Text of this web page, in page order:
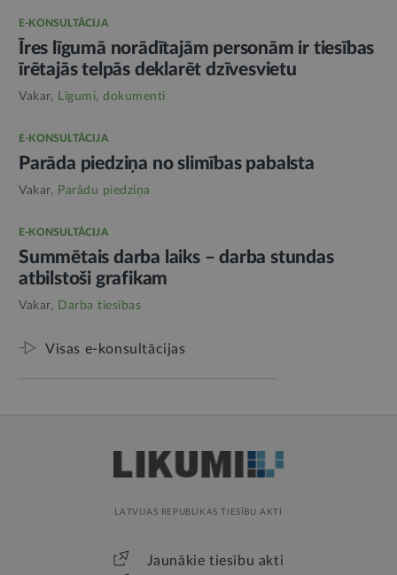
E-KONSULTĀCIJA
Īres līgumā norādītajām personām ir tiesības
īrētajās telpās deklarēt dzīvesvietu
Vakar, Līgumi, dokumenti
E-KONSULTĀCIJA
Parāda piedziņa no slimības pabalsta
Vakar, Parādu piedziņa
E-KONSULTĀCIJA
Summētais darba laiks – darba stundas
atbilstoši grafikam
Vakar, Darba tiesības
Visas e-konsultācijas
LATVIJAS REPUBLIKAS TIESĪBU AKTI
Jaunākie tiesību akti